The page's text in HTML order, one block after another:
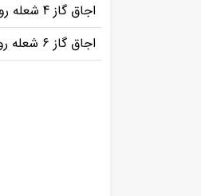
اجاق گاز 4 شعله رومیزی
اجاق گاز 6 شعله رومیزی